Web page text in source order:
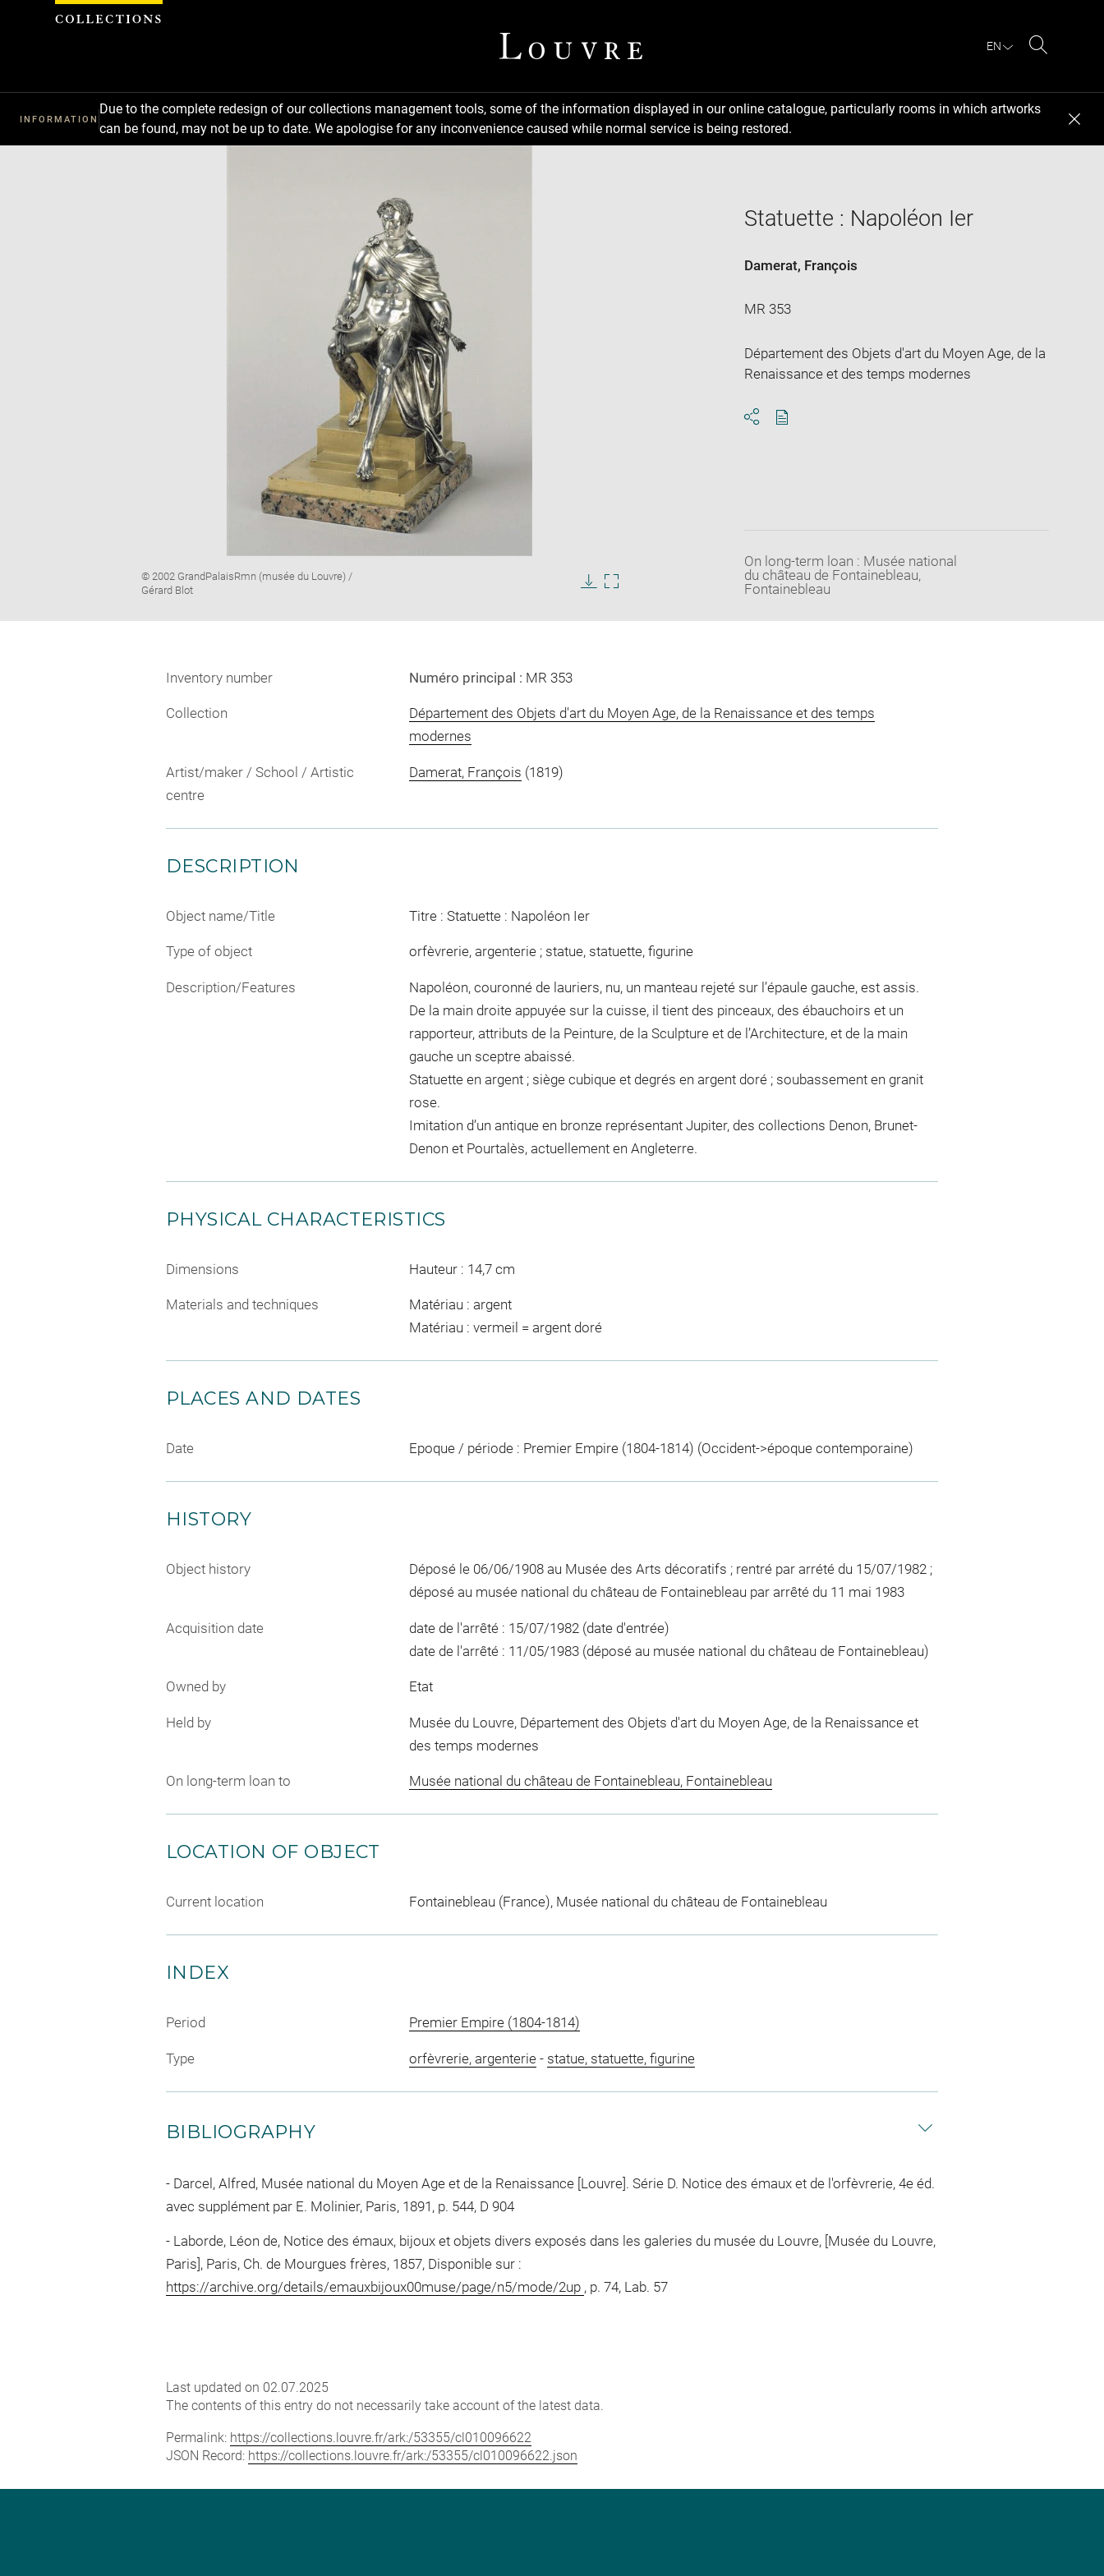
EN
INFORMATION
Due to the complete redesign of our collections management tools, some of the information displayed in our online catalogue, particularly rooms in which artworks
can be found, may not be up to date. We apologise for any inconvenience caused while normal service is being restored.
Image
caption:
© 2002 GrandPalaisRmn (musée du Louvre) /
Gérard Blot
Statuette : Napoléon Ier
Damerat, François
MR 353
Département des Objets d'art du Moyen Age, de la
Renaissance et des temps modernes
On long-term loan : Musée national
du château de Fontainebleau,
Fontainebleau
Inventory number Numéro principal : MR 353
Collection
Département des Objets d'art du Moyen Age, de la Renaissance et des temps
modernes
Artist/maker / School / Artistic
centre
Damerat, François (1819)
DESCRIPTION
Object name/Title Titre : Statuette : Napoléon Ier
Type of object orfèvrerie, argenterie ; statue, statuette, figurine
Description/Features
Napoléon, couronné de lauriers, nu, un manteau rejeté sur l’épaule gauche, est assis.
De la main droite appuyée sur la cuisse, il tient des pinceaux, des ébauchoirs et un
rapporteur, attributs de la Peinture, de la Sculpture et de l’Architecture, et de la main
gauche un sceptre abaissé.
Statuette en argent ; siège cubique et degrés en argent doré ; soubassement en granit
rose.
Imitation d’un antique en bronze représentant Jupiter, des collections Denon, Brunet-
Denon et Pourtalès, actuellement en Angleterre.
PHYSICAL CHARACTERISTICS
Dimensions Hauteur : 14,7 cm
Materials and techniques
Matériau : argent
Matériau : vermeil = argent doré
PLACES AND DATES
Date Epoque / période : Premier Empire (1804-1814) (Occident->époque contemporaine)
HISTORY
Object history
Déposé le 06/06/1908 au Musée des Arts décoratifs ; rentré par arrété du 15/07/1982 ;
déposé au musée national du château de Fontainebleau par arrêté du 11 mai 1983
Acquisition date
date de l'arrêté : 15/07/1982 (date d'entrée)
date de l'arrêté : 11/05/1983 (déposé au musée national du château de Fontainebleau)
Owned by Etat
Held by
Musée du Louvre, Département des Objets d'art du Moyen Age, de la Renaissance et
des temps modernes
On long-term loan to Musée national du château de Fontainebleau, Fontainebleau
LOCATION OF OBJECT
Current location Fontainebleau (France), Musée national du château de Fontainebleau
INDEX
Period Premier Empire (1804-1814)
Type orfèvrerie, argenterie- statue, statuette, figurine
BIBLIOGRAPHY
Darcel, Alfred, Musée national du Moyen Age et de la Renaissance [Louvre]. Série D. Notice des émaux et de l'orfèvrerie, 4e éd.
avec supplément par E. Molinier, Paris, 1891, p. 544, D 904
Laborde, Léon de, Notice des émaux, bijoux et objets divers exposés dans les galeries du musée du Louvre, [Musée du Louvre,
Paris], Paris, Ch. de Mourgues frères, 1857, Disponible sur :
https://archive.org/details/emauxbijoux00muse/page/n5/mode/2up , p. 74, Lab. 57
Last updated on 02.07.2025
The contents of this entry do not necessarily take account of the latest data.
Permalink: https://collections.louvre.fr/ark:/53355/cl010096622
JSON Record: https://collections.louvre.fr/ark:/53355/cl010096622.json
Cookies management panel